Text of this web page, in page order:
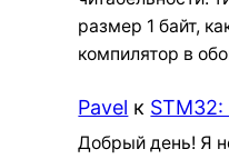
размер 1 байт,
компилятор в
Pavel к
Добрый день! Я